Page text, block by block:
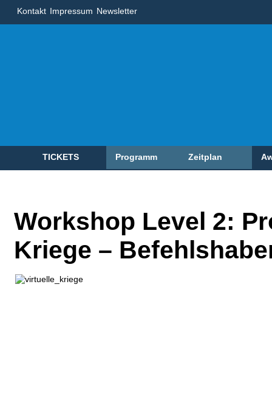
Kontakt Impressum Newsletter
TICKETS Programm Zeitplan
Workshop Level 2:
Kriege –